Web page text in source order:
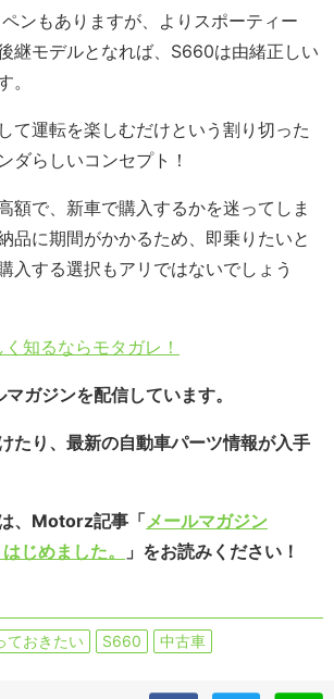
ンもありますが、よりスポーティー
継モデルとなれば、S660は由緒正しい
。
て運転を楽しむだけという割り切った
ダらしいコンセプト！
額で、新車で購入するかを迷ってしま
品に期間がかかるため、即乗りたいと
入する選択もアリではないでしょう
知るならモタガレ！
ガジンを配信しています。
たり、最新の自動車パーツ情報が入手
、Motorz記事「メールマガジン
じめました。
」をお読みください！
ておきたい S660 中古車